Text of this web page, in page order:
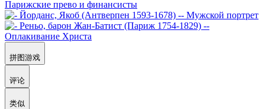
拼图游戏
评论
类似